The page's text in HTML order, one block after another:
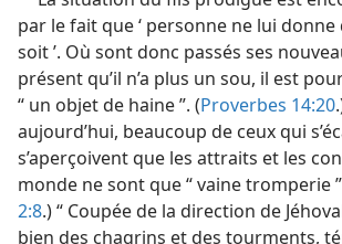
par le fait que ‘ personne ne lui
soit ’. Où sont donc passés ses
présent qu’il n’a plus un sou, il est
“ un objet de haine ”. (Proverbes 14:20
aujourd’hui, beaucoup de ceux qui
s’aperçoivent que les attraits et les
monde ne sont que “ vaine tromperie
2:8.) “ Coupée de la direction de
bien des chagrins et des tourments,